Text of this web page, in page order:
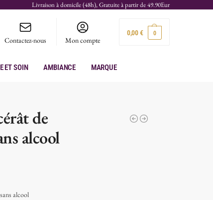
Livraison à domicile (48h), Gratuite à partir de 49.90Eur
Contactez-nous Mon compte
0,00€ 0
et soin Ambiance Marque
de
alcool
alcool